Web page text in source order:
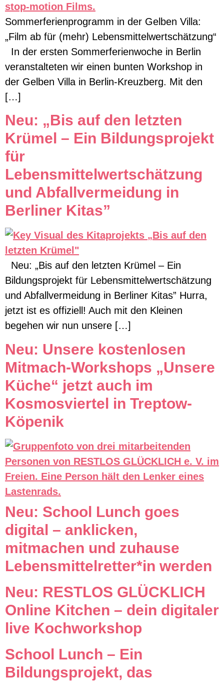
Sommerferienprogramm in der Gelben Villa:
„Film ab für (mehr) Lebensmittelwertschätzung“
In der ersten Sommerferienwoche in Berlin
veranstalteten wir einen bunten Workshop in
der Gelben Villa in Berlin-Kreuzberg. Mit den
[…]
Neu: „Bis auf den letzten
Krümel – Ein Bildungsprojekt
für
Lebensmittelwertschätzung
und Abfallvermeidung in
Berliner Kitas”
Neu: „Bis auf den letzten Krümel – Ein
Bildungsprojekt für Lebensmittelwertschätzung
und Abfallvermeidung in Berliner Kitas” Hurra,
jetzt ist es offiziell! Auch mit den Kleinen
begehen wir nun unsere […]
Neu: Unsere kostenlosen
Mitmach-Workshops „Unsere
Küche“ jetzt auch im
Kosmosviertel in Treptow-
Köpenik
Neu: School Lunch goes
digital – anklicken,
mitmachen und zuhause
Lebensmittelretter*in werden
Neu: RESTLOS GLÜCKLICH
Online Kitchen – dein digitaler
live Kochworkshop
School Lunch – Ein
Bildungsprojekt, das